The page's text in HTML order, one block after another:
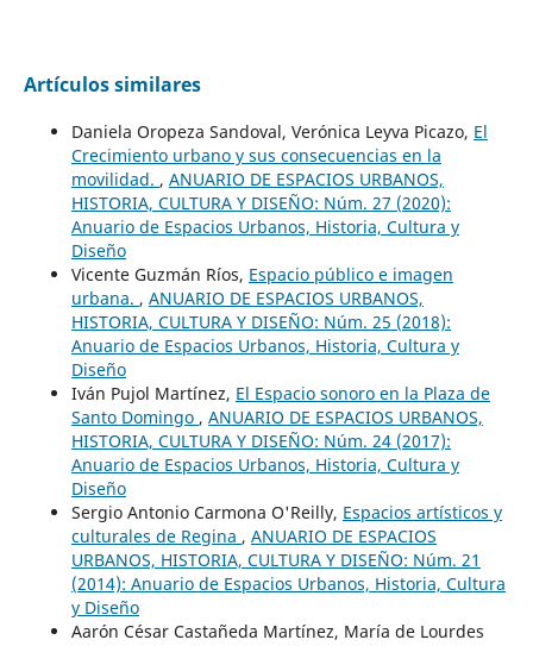
Artículos similares
Daniela Oropeza Sandoval, Verónica Leyva Picazo, El
Crecimiento urbano y sus consecuencias en la
movilidad. , ANUARIO DE ESPACIOS URBANOS,
HISTORIA, CULTURA Y DISEÑO: Núm. 27 (2020):
Anuario de Espacios Urbanos, Historia, Cultura y
Diseño
Vicente Guzmán Ríos, Espacio público e imagen
urbana. , ANUARIO DE ESPACIOS URBANOS,
HISTORIA, CULTURA Y DISEÑO: Núm. 25 (2018):
Anuario de Espacios Urbanos, Historia, Cultura y
Diseño
Iván Pujol Martínez, El Espacio sonoro en la Plaza de
Santo Domingo , ANUARIO DE ESPACIOS URBANOS,
HISTORIA, CULTURA Y DISEÑO: Núm. 24 (2017):
Anuario de Espacios Urbanos, Historia, Cultura y
Diseño
Sergio Antonio Carmona O'Reilly, Espacios artísticos y
culturales de Regina , ANUARIO DE ESPACIOS
URBANOS, HISTORIA, CULTURA Y DISEÑO: Núm. 21
(2014): Anuario de Espacios Urbanos, Historia, Cultura
y Diseño
Aarón César Castañeda Martínez, María de Lourdes